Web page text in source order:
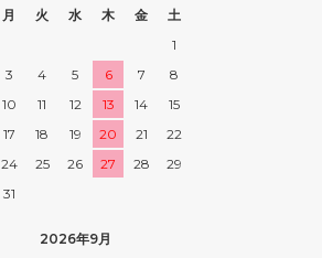
月 火 水 木 金
土
1
3 4 5 6 7
8
10 11 12 13 14
15
17 18 19 20 21
22
24 25 26 27 28
29
31
2026年9月